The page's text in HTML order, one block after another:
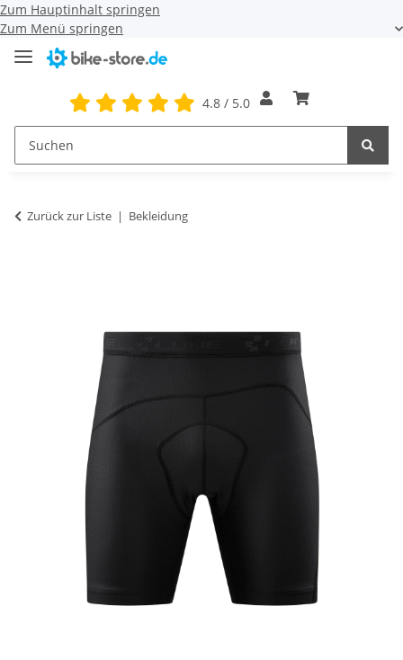
Zum Hauptinhalt springen
Zum Menü springen
4.8 / 5.0
Zurück zur Liste Bekleidung